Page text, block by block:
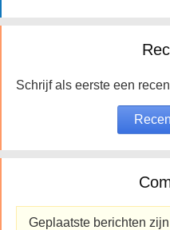
Schrijf als eerste een
Geplaatste berichten